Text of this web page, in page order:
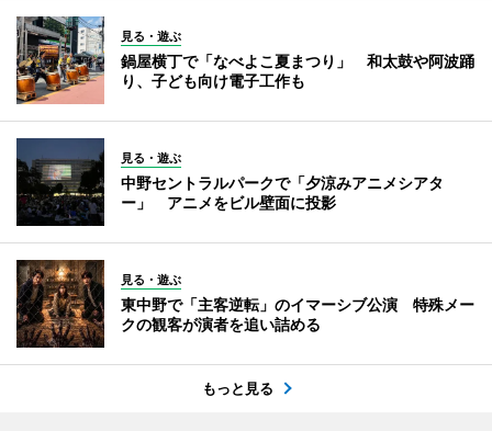
見る・遊ぶ
鍋屋横丁で「なべよこ夏まつり」 和太鼓や阿波踊
り、子ども向け電子工作も
見る・遊ぶ
中野セントラルパークで「夕涼みアニメシアタ
ー」 アニメをビル壁面に投影
見る・遊ぶ
東中野で「主客逆転」のイマーシブ公演 特殊メー
クの観客が演者を追い詰める
もっと見る